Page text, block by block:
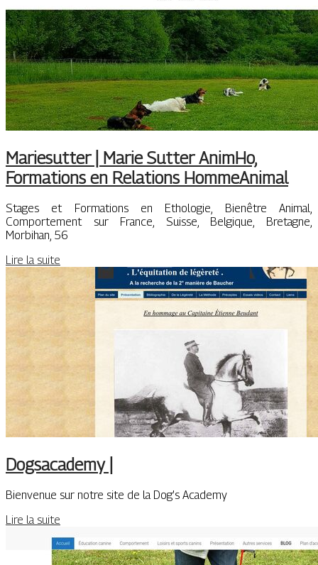
Mariesutter | Marie Sutter AnimHo,
Formations en Relations HommeAnimal
Stages et Formations en Ethologie, Bienêtre Animal,
Comportement sur France, Suisse, Belgique, Bretagne,
Morbihan, 56
Lire la suite
Dogsacademy |
Bienvenue sur notre site de la Dog’s Academy
Lire la suite